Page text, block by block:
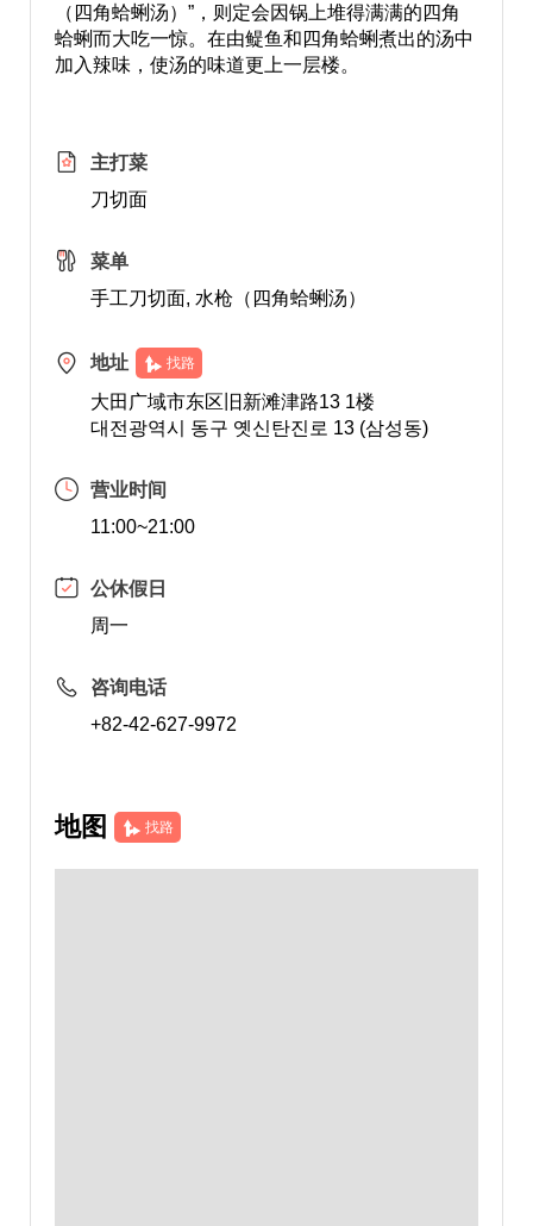
（四角蛤蜊汤）”，则定会因锅上堆得满满的四角
蛤蜊而大吃一惊。在由鳀鱼和四角蛤蜊煮出的汤中
加入辣味，使汤的味道更上一层楼。
主打菜
刀切面
菜单
手工刀切面, 水枪（四角蛤蜊汤）
地址 找路
大田广域市东区旧新滩津路13 1楼
대전광역시 동구 옛신탄진로 13 (삼성동)
营业时间
11:00~21:00
公休假日
周一
咨询电话
+82-42-627-9972
地图 找路